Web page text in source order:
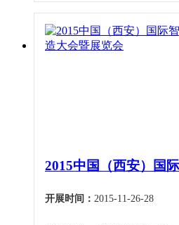
2015中国（西安）国
开展时间： 2015-11-26-28